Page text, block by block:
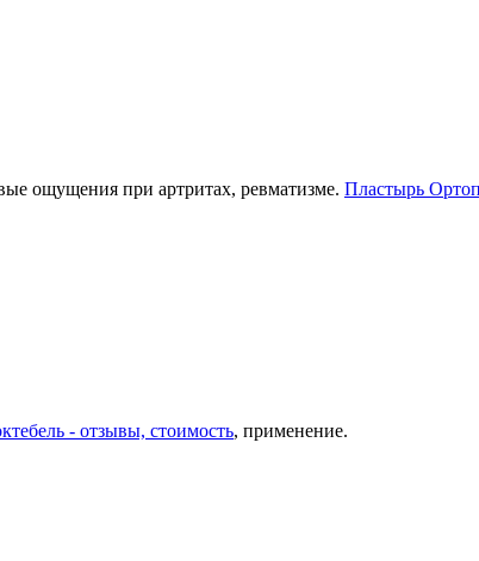
ощущения при артритах, ревматизме. Пластырь
- отзывы, стоимость, применение.